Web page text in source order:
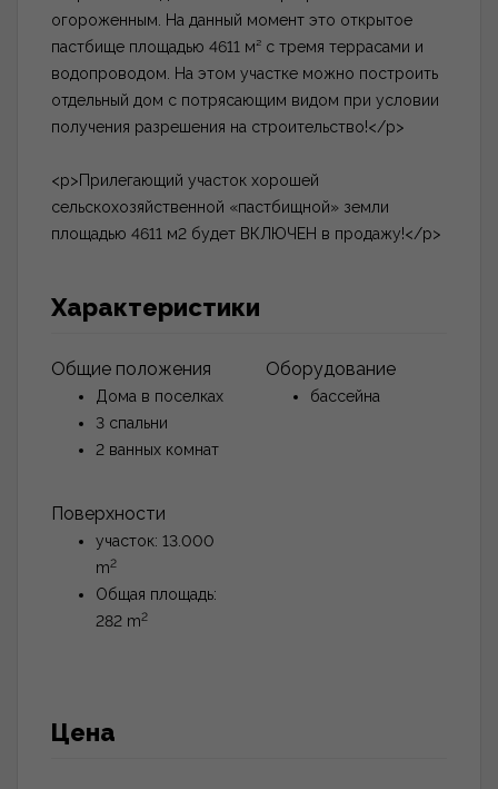
огороженным. На данный момент это открытое
пастбище площадью 4611 м² с тремя террасами и
водопроводом. На этом участке можно построить
отдельный дом с потрясающим видом при условии
получения разрешения на строительство!</p>
<p>Прилегающий участок хорошей
сельскохозяйственной «пастбищной» земли
площадью 4611 м2 будет ВКЛЮЧЕН в продажу!</p>
Характеристики
Общие положения
Дома в поселках
3 спальни
2 ванных комнат
Поверхности
участок: 13.000
m2
Общая площадь:
282 m2
Oборудование
бассейна
Цена